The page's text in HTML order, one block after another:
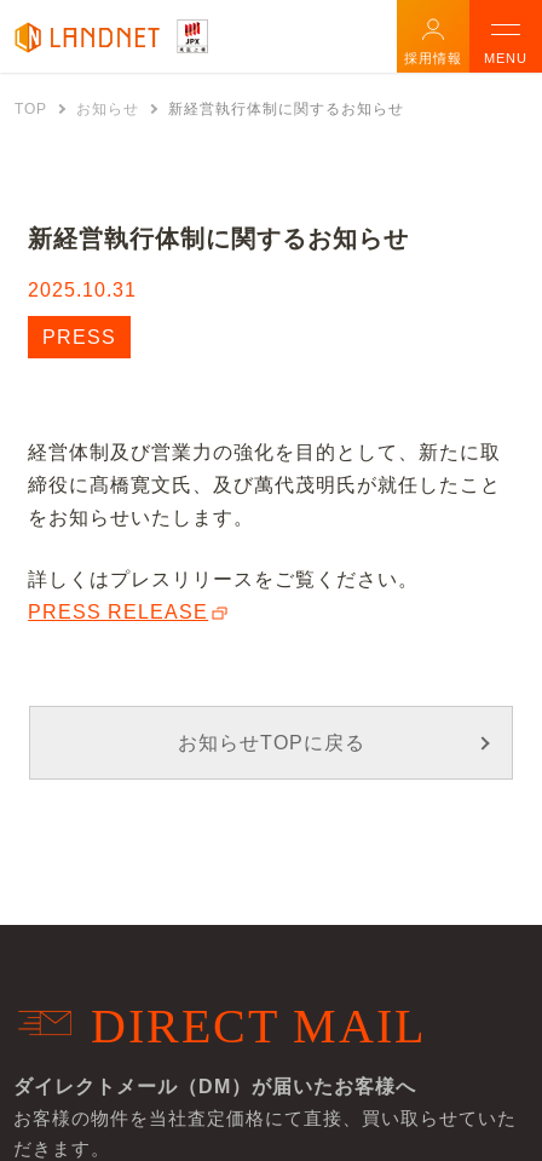
採用情報 MENU
TOP お知らせ 新経営執行体制に関するお知らせ
新経営執行体制に関するお知らせ
2025.10.31
PRESS
経営体制及び営業力の強化を目的として、新たに取
締役に髙橋寛文氏、及び萬代茂明氏が就任したこと
をお知らせいたします。
詳しくはプレスリリースをご覧ください。
PRESS RELEASE
お知らせTOPに戻る
DIRECT MAIL
ダイレクトメール（DM）が届いたお客様へ
お客様の物件を当社査定価格にて直接、買い取らせていた
だきます。